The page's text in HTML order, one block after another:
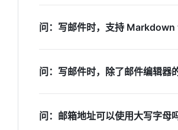
问：写邮件时，支持 Markdown
问：写邮件时，除了邮件编辑器
问：邮箱地址可以使用大写字母